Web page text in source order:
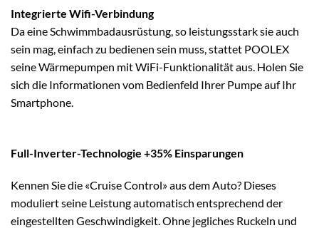
Integrierte Wifi-Verbindung
Da eine Schwimmbadausrüstung, so leistungsstark sie auch
sein mag, einfach zu bedienen sein muss, stattet POOLEX
seine Wärmepumpen mit WiFi-Funktionalität aus. Holen Sie
sich die Informationen vom Bedienfeld Ihrer Pumpe auf Ihr
Smartphone.
Full-Inverter-Technologie +35% Einsparungen
Kennen Sie die «Cruise Control» aus dem Auto? Dieses
moduliert seine Leistung automatisch entsprechend der
eingestellten Geschwindigkeit. Ohne jegliches Ruckeln und